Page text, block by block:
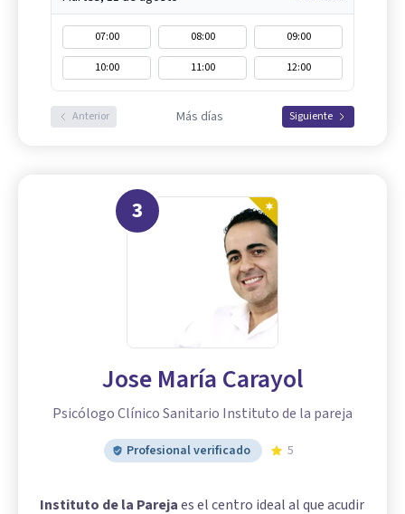
07:00 08:00
09:00
10:00
11:00 12:00
Anterior Más días Siguiente
3
Jose María Carayol
Psicólogo Clínico Sanitario Instituto de la pareja
Profesional verificado 5
Instituto de la Parejaes el centro ideal al que acudir